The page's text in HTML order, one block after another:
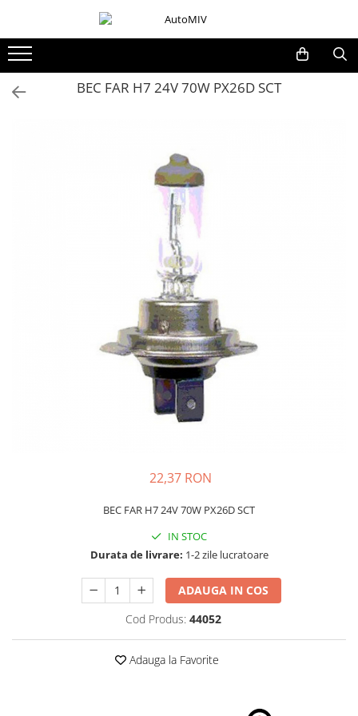
Oferta Saptamanii
Alte Butoane/Comutatoare
Butoane Semnalizare
Accesorii Interior Auto
Tavite Portbagaj Dedicate
BEC FAR H7 24V 70W PX26D SCT
22,37 RON
BEC FAR H7 24V 70W PX26D SCT
IN STOC
Durata de livrare: 1-2 zile lucratoare
ADAUGA IN COS
Cod Produs: 44052
Adauga la Favorite